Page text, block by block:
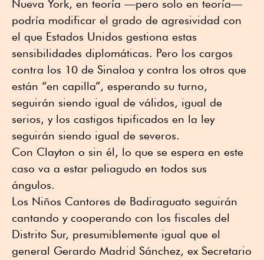
Nueva York, en teoría —pero solo en teoría—
podría modificar el grado de agresividad con
el que Estados Unidos gestiona estas
sensibilidades diplomáticas. Pero los cargos
contra los 10 de Sinaloa y contra los otros que
están “en capilla”, esperando su turno,
seguirán siendo igual de válidos, igual de
serios, y los castigos tipificados en la ley
seguirán siendo igual de severos.
Con Clayton o sin él, lo que se espera en este
caso va a estar peliagudo en todos sus
ángulos.
Los Niños Cantores de Badiraguato seguirán
cantando y cooperando con los fiscales del
Distrito Sur, presumiblemente igual que el
general Gerardo Madrid Sánchez, ex Secretario